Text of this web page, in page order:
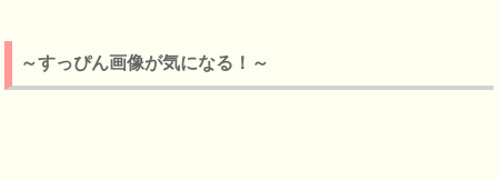
～すっぴん画像が気になる！～